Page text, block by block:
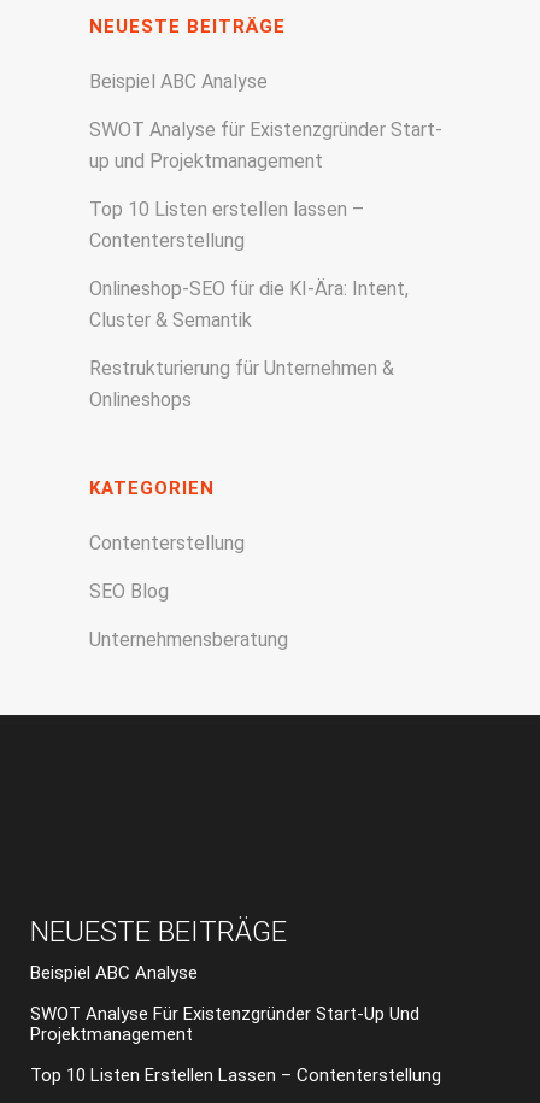
NEUESTE BEITRÄGE
Beispiel ABC Analyse
SWOT Analyse für Existenzgründer Start-
up und Projektmanagement
Top 10 Listen erstellen lassen –
Contenterstellung
Onlineshop-SEO für die KI-Ära: Intent,
Cluster & Semantik
Restrukturierung für Unternehmen &
Onlineshops
KATEGORIEN
Contenterstellung
SEO Blog
Unternehmensberatung
NEUESTE BEITRÄGE
Beispiel ABC Analyse
SWOT Analyse Für Existenzgründer Start-Up Und
Projektmanagement
Top 10 Listen Erstellen Lassen – Contenterstellung